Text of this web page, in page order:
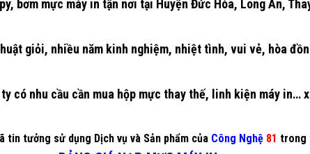
, bơm mực máy in tận nơi tại Huyện Đức Hòa, Long An,
giỏi, nhiều năm kinh nghiệm, nhiệt tình, vui vẻ, hòa
có nhu cầu cần mua hộp mực thay thế, linh kiện máy
tin tưởng sử dụng Dịch vụ và Sản phẩm của Công Nghệ 81 trong